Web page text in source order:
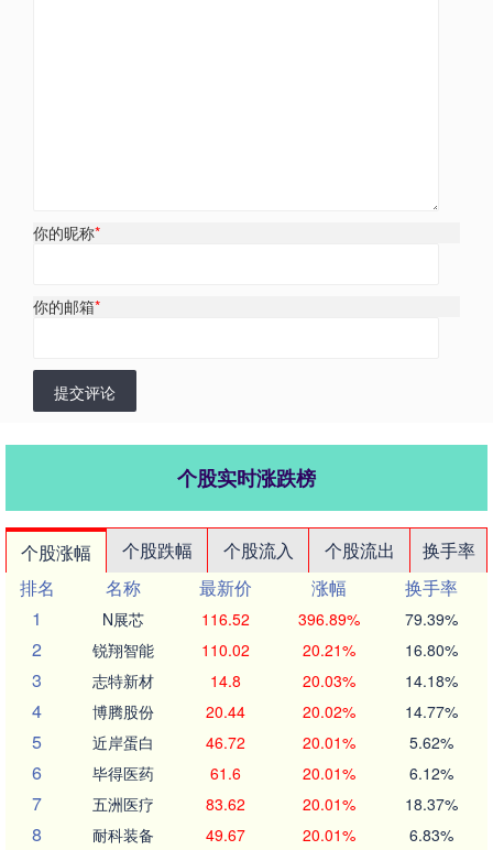
你的昵称*
你的邮箱*
提交评论
个股实时涨跌榜
个股涨幅 个股跌幅 个股流入 个股流出
换手率
排名
名称 最新价 涨幅
换手率
1
N展芯 116.52 396.89% 79.39%
2 锐翔智能 110.02 20.21% 16.80%
3 志特新材 14.8 20.03% 14.18%
4 博腾股份 20.44 20.02% 14.77%
5 近岸蛋白 46.72 20.01% 5.62%
6 毕得医药 61.6 20.01% 6.12%
7 五洲医疗 83.62 20.01% 18.37%
8 耐科装备 49.67 20.01% 6.83%